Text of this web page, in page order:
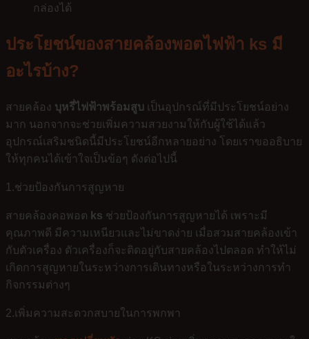
กล่องได้
ประโยชน์ของสายคล้องพอตไฟฟ้า ks มี
อะไรบ้าง?
สายคล้อง บุหรี่ไฟฟ้าพร้อมสูบ เป็นอุปกรณ์ที่มีประโยชน์อย่าง
มาก นอกจากจะช่วยเพิ่มความสวยงามให้กับผู้ใช้ได้แล้ว
อุปกรณ์เสริมชนิดนี้มีประโยชน์อีกหลายอย่าง โดยเราขออธิบาย
ให้ทุกคนได้เข้าใจเป็นข้อๆ ดังต่อไปนี้
1.ช่วยป้องกันการสูญหาย
สายคล้องคอพอต ks ช่วยป้องกันการสูญหายได้ เพราะมี
คุณภาพดี มีความเหนียวและไม่ขาดง่าย เมื่อสวมสายคล้องเข้า
กับตัวเครื่อง ตัวเครื่องก็จะติดอยู่กับสายคล้องไปตลอด ทำให้ไม่
เกิดการสูญหายในระหว่างการเดินทางหรือในระหว่างการทำ
กิจกรรมต่างๆ
2.เพิ่มความสะดวกสบายในการพกพา